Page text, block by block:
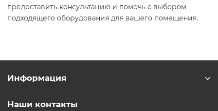
предоставить консультацию и помочь с выбором
подходящего оборудования для вашего помещения.
Информация
Наши контакты